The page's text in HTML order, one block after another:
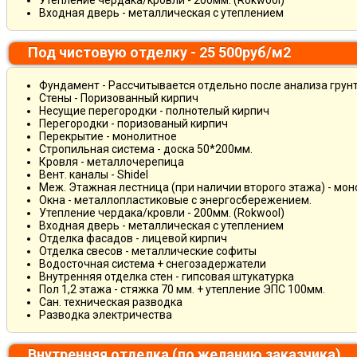
Входная дверь - металлическая с утеплением
Под чистовую отделку - 25 500руб/м2
Фундамент - Рассчитывается отдельно после анализа
Стены - Поризованный кирпич
Несущие перегородки - полнотелый кирпич
Перегородки - поризованый кирпич
Перекрытие - монолитное
Стропильная система - доска 50*200мм.
Кровля - металлочерепица
Вент. каналы - Shidel
Меж. Этажная лестница (при наличии второго этажа) -
Окна - металлопластиковые с энергосбережением.
Утепление чердака/кровли - 200мм. (Rokwool)
Входная дверь - металлическая с утеплением
Отделка фасадов - лицевой кирпич
Отделка свесов - металлические софиты
Водосточная система + снегозадержатели
Внутренняя отделка стен - гипсовая штукатурка
Пол 1,2 этажа - стяжка 70 мм. + утепление ЭПС 100мм.
Сан. техническая разводка
Разводка электричества